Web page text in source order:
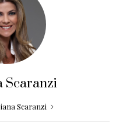
Scaranzi
Scaranzi